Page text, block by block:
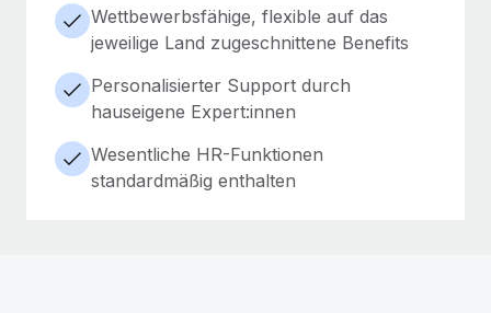
Wettbewerbsfähige, flexible auf das
jeweilige Land zugeschnittene Benefits
Personalisierter Support durch
hauseigene Expert:innen
Wesentliche HR-Funktionen
standardmäßig enthalten